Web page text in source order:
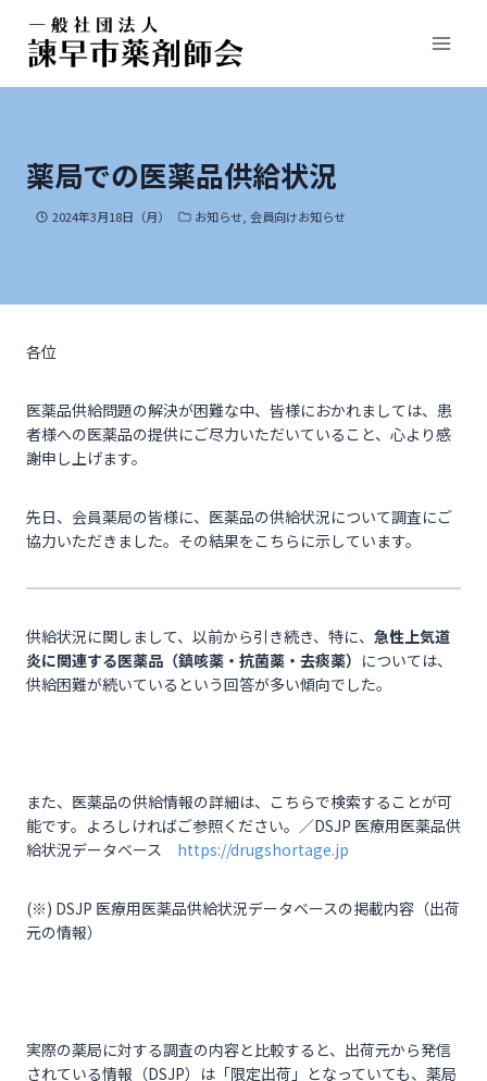
薬局での医薬品供給状況
2024年3月18日（月） お知らせ 会員向けお知らせ
各位
医薬品供給問題の解決が困難な中、皆様におかれましては、患
者様への医薬品の提供にご尽力いただいていること、心より感
謝申し上げます。
先日、会員薬局の皆様に、医薬品の供給状況について調査にご
協力いただきました。その結果をこちらに示しています。
供給状況に関しまして、以前から引き続き、特に、 急性上気道
炎に関連する医薬品（鎮咳薬・抗菌薬・去痰薬） については、
供給困難が続いているという回答が多い傾向でした。
また、医薬品の供給情報の詳細は、こちらで検索することが可
能です。よろしければご参照ください。／DSJP 医療用医薬品供
給状況データベース https://drugshortage.jp
(※) DSJP 医療用医薬品供給状況データベースの掲載内容（出荷
元の情報）
実際の薬局に対する調査の内容と比較すると、出荷元から発信
されている情報（DSJP）は「限定出荷」となっていても、薬局